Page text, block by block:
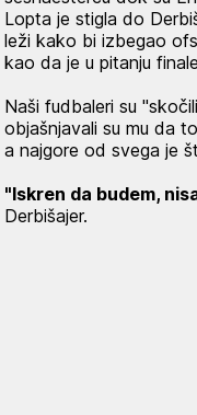
Lopta je stigla do
leži kako bi izbegao
kao da je u pitanju
Naši fudbaleri su
objašnjavali su mu da
a najgore od svega je
"Iskren da budem,
Derbišajer.